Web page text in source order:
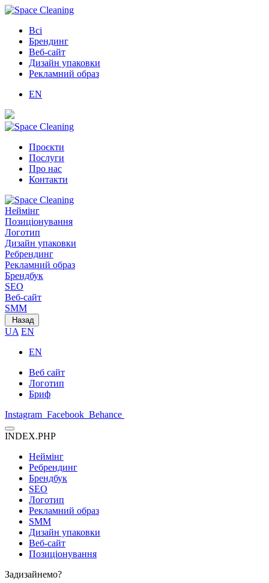
Всі
Брендинг
Веб-сайт
Дизайн упаковки
Рекламний образ
EN
Проєкти
Послуги
Про нас
Контакти
Неймінг
Позиціонування
Логотип
Дизайн упаковки
Ребрендинг
Рекламний образ
Брендбук
SEO
Веб-сайт
SMM
Назад
UA EN
EN
Веб сайт
Логотип
Бриф
Instagram Facebook Behance
INDEX.PHP
Неймінг
Ребрендинг
Брендбук
SEO
Логотип
Рекламний образ
SMM
Дизайн упаковки
Веб-сайт
Позиціонування
Задизайнемо?